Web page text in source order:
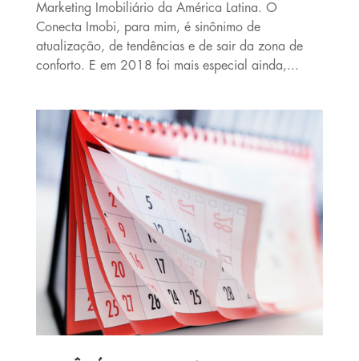
Marketing Imobiliário da América Latina. O
Conecta Imobi, para mim, é sinônimo de
atualização, de tendências e de sair da zona de
conforto. E em 2018 foi mais especial ainda,...